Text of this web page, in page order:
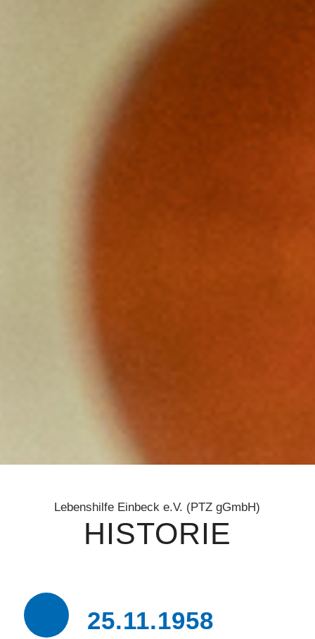
Lebenshilfe Einbeck e.V. (PTZ gGmbH)
HISTORIE
25.11.1958